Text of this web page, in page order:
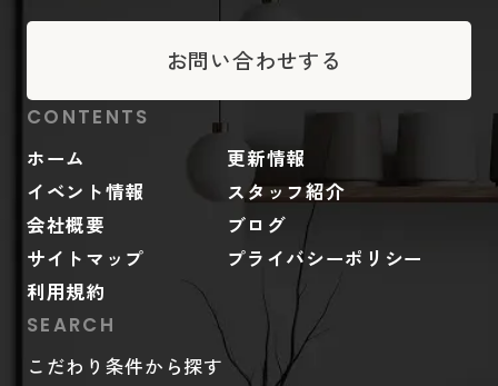
お問い合わせする
CONTENTS
ホーム
更新情報
イベント情報
スタッフ紹介
会社概要
ブログ
サイトマップ
プライバシーポリシー
利用規約
SEARCH
こだわり条件から探す